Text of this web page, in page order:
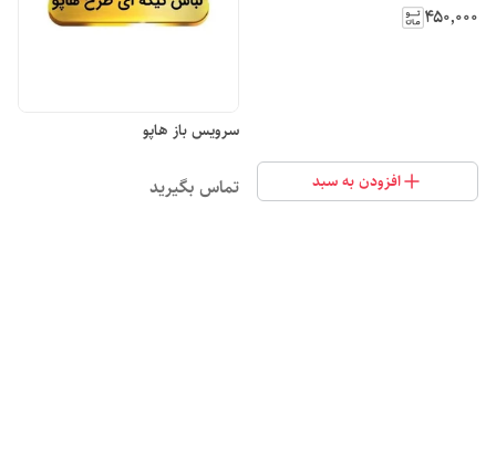
۴۵۰٬۰۰۰
افزودن به سبد
سرویس باز هاپو
تماس بگیرید